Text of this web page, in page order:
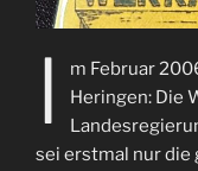
I
m Februar
Heringen: Die
sei erstmal nur die